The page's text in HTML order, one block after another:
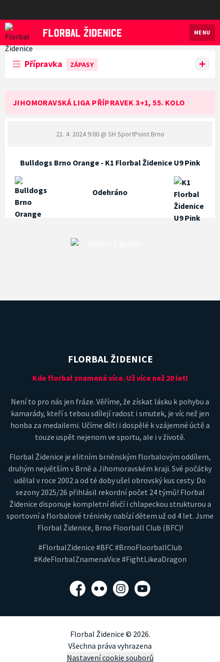
Florbal Židenice
MENU
Přípravka ZÁPASY
JIHOMORAVSKÁ LIGA PŘÍPRAVEK 3+1, 55. KOLO
21. 4. 2024 9:00@ SH SportPoint Brno
Bulldogs Brno Orange - K1 Florbal Židenice U9 Pink
Odehráno
FLORBAL ŽIDENICE
Kde florbal znamená více. Už více než 20 let!
Není to pro nás jen fráze. Věříme, že získat lásku k pohybu a
kamarády, kteří s tebou sdílejí radost i smutek, je víc než jen
honba za medailemi. Učíme děti i dospělé k vzájemné úctě a
touze uspět nejenom ve sportu, ale i v životě.
Florbal Židenice je elitním brněnským florbalovým oddílem,
druhým největším v Brně a Jihomoravském kraji. Své počátky
udělal v roce 2002 a od té doby ušel obrovský kus cesty. Do
sezony 2025/26 přihlásil rekordní počet 24 týmů! Florbal
Židenice disponuje kompletní dívčí i chlapeckou strukturou a
sportovní a florbalové tréninky nabízí dětem už od 4 let. Jsme
Florbal Židenice, Brno Floorball Club (BFC)!
#FlorbalZidenice #BFC #BrnoFloorballClub
#KdeFlorbalZnamenaVice #FightLikeaDragon
Facebook
Flickr Instagram
YouTube
Florbal Židenice © 2026.
Všechna práva vyhrazena
Nastavení cookie souborů